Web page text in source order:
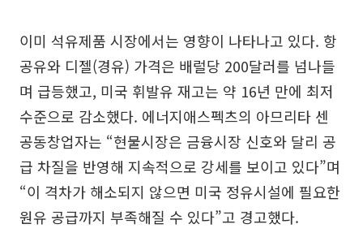
이미 석유제품 시장에서는 영향이 나타나고 있다. 항
공유와 디젤(경유) 가격은 배럴당 200달러를 넘나들
며 급등했고, 미국 휘발유 재고는 약 16년 만에 최저
수준으로 감소했다. 에너지애스펙츠의 아므리타 센
공동창업자는 “현물시장은 금융시장 신호와 달리 공
급 차질을 반영해 지속적으로 강세를 보이고 있다”며
“이 격차가 해소되지 않으면 미국 정유시설에 필요한
원유 공급까지 부족해질 수 있다”고 경고했다.